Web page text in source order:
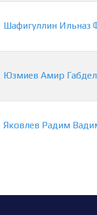
Шафигуллин Ильназ
Юзмиев Амир
Яковлев Радим